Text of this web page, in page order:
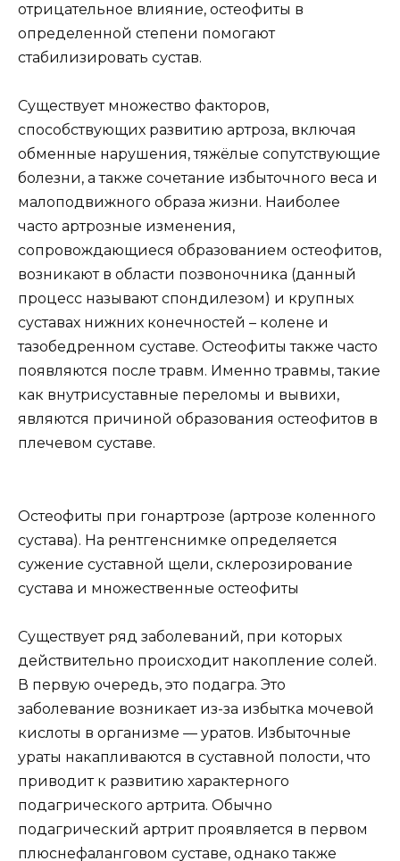
отрицательное влияние, остеофиты в
определенной степени помогают
стабилизировать сустав.
Существует множество факторов,
способствующих развитию артроза, включая
обменные нарушения, тяжёлые сопутствующие
болезни, а также сочетание избыточного веса и
малоподвижного образа жизни. Наиболее
часто артрозные изменения,
сопровождающиеся образованием остеофитов,
возникают в области позвоночника (данный
процесс называют спондилезом) и крупных
суставах нижних конечностей – колене и
тазобедренном суставе. Остеофиты также часто
появляются после травм. Именно травмы, такие
как внутрисуставные переломы и вывихи,
являются причиной образования остеофитов в
плечевом суставе.
Остеофиты при гонартрозе (артрозе коленного
сустава). На рентгенснимке определяется
сужение суставной щели, склерозирование
сустава и множественные остеофиты
Существует ряд заболеваний, при которых
действительно происходит накопление солей.
В первую очередь, это подагра. Это
заболевание возникает из-за избытка мочевой
кислоты в организме — уратов. Избыточные
ураты накапливаются в суставной полости, что
приводит к развитию характерного
подагрического артрита. Обычно
подагрический артрит проявляется в первом
плюснефаланговом суставе, однако также